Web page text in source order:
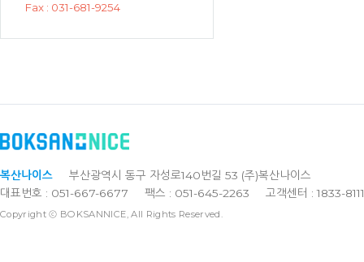
Fax : 031-681-9254
복산나이스
부산광역시 동구 자성로140번길 53 (주)복산나이스
대표번호 : 051-667-6677
팩스 : 051-645-2263 고객센터 : 1833-8111
Copyright ⓒ BOKSANNICE, All Rights Reserved.